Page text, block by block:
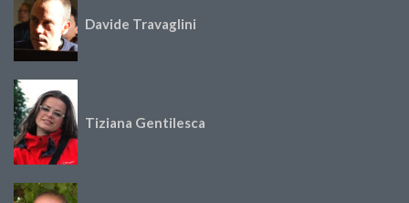
Davide Travaglini
Tiziana Gentilesca